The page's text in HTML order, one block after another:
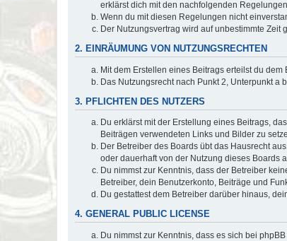
erklärst dich mit den nachfolgenden
Wenn du mit diesen Regelungen nicht
Der Nutzungsvertrag wird auf unbestimmte
2. EINRÄUMUNG VON NUTZUNGSRECHTEN
Mit dem Erstellen eines Beitrags erteilst du
Das Nutzungsrecht nach Punkt 2, Unterpunkt
3. PFLICHTEN DES NUTZERS
Du erklärst mit der Erstellung eines Beitrags,
Beiträgen verwendeten Links und Bilder zu
Der Betreiber des Boards übt das Hausrecht
oder dauerhaft von der Nutzung dieses Boards
Du nimmst zur Kenntnis, dass der Betreiber
Betreiber, dein Benutzerkonto, Beiträge und
Du gestattest dem Betreiber darüber hinaus,
4. GENERAL PUBLIC LICENSE
Du nimmst zur Kenntnis, dass es sich bei phpBB